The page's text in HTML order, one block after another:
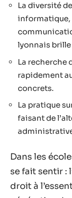
La diversité
informatique,
lyonnais brille
La recherche
rapidement
concrets.
La pratique
faisant de
Dans les
se fait sentir :
droit à